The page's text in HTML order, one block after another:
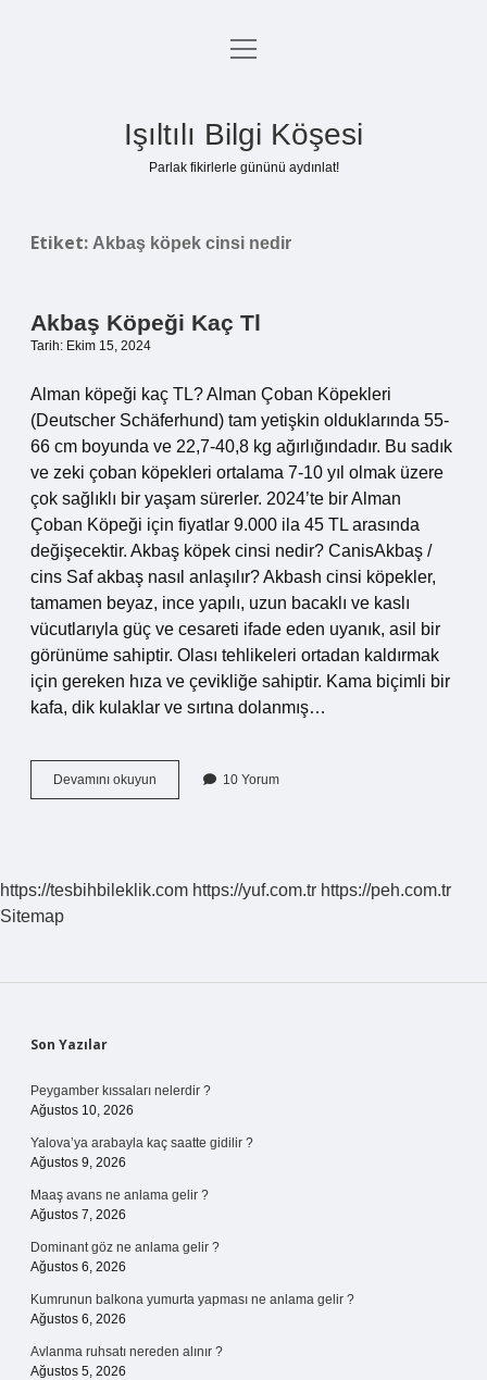
Anasayfa
Yasal Uyarı
menüyü
Işıltılı Bilgi Köşesi
Parlak fikirlerle gününü aydınlat!
Etiket: Akbaş köpek cinsi nedir
Akbaş Köpeği Kaç Tl
Tarih: Ekim 15, 2024
Alman köpeği kaç TL? Alman Çoban Köpekleri
(Deutscher Schäferhund) tam yetişkin olduklarında 55-
66 cm boyunda ve 22,7-40,8 kg ağırlığındadır. Bu sadık
ve zeki çoban köpekleri ortalama 7-10 yıl olmak üzere
çok sağlıklı bir yaşam sürerler. 2024’te bir Alman
Çoban Köpeği için fiyatlar 9.000 ila 45 TL arasında
değişecektir. Akbaş köpek cinsi nedir? CanisAkbaş /
cins Saf akbaş nasıl anlaşılır? Akbash cinsi köpekler,
tamamen beyaz, ince yapılı, uzun bacaklı ve kaslı
vücutlarıyla güç ve cesareti ifade eden uyanık, asil bir
görünüme sahiptir. Olası tehlikeleri ortadan kaldırmak
için gereken hıza ve çevikliğe sahiptir. Kama biçimli bir
kafa, dik kulaklar ve sırtına dolanmış…
Devamını okuyun
Köpeği
10 Yorum
https://tesbihbileklik.com https://yuf.com.tr https://peh.com.tr
Sitemap
Sidebar
Son Yazılar
Peygamber kıssaları nelerdir ?
Ağustos 10, 2026
Yalova’ya arabayla kaç saatte gidilir ?
Ağustos 9, 2026
Maaş avans ne anlama gelir ?
Ağustos 7, 2026
Dominant göz ne anlama gelir ?
Ağustos 6, 2026
Kumrunun balkona yumurta yapması ne anlama gelir ?
Ağustos 6, 2026
Avlanma ruhsatı nereden alınır ?
Ağustos 5, 2026